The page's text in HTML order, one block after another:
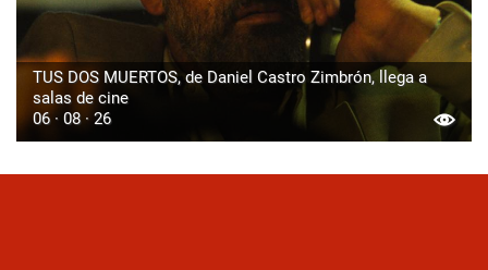
TUS DOS MUERTOS, de Daniel Castro Zimbrón, llega a
salas de cine
06 · 08 · 26